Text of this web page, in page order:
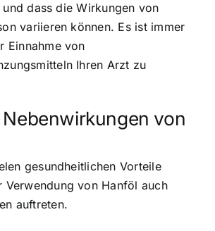
dass die Wirkungen von
variieren können. Es ist immer
Einnahme von
Ihren Arzt zu
von
gesundheitlichen Vorteile
Verwendung von Hanföl auch
auftreten.